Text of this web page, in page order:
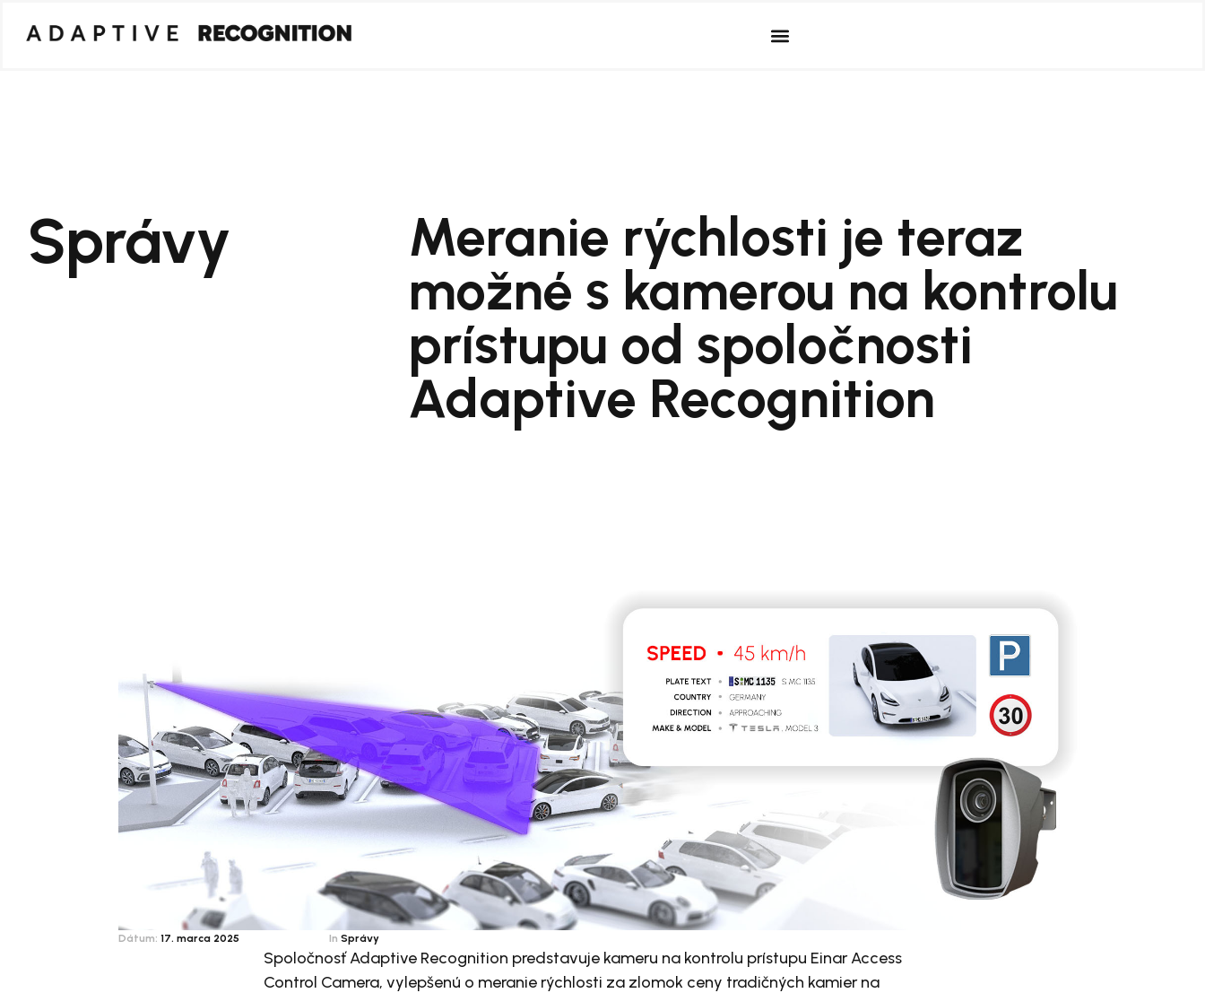
Správy
Meranie rýchlosti je teraz
možné s kamerou na kontrolu
prístupu od spoločnosti
Adaptive Recognition
Dátum: 17. marca 2025 In Správy
Spoločnosť Adaptive Recognition predstavuje kameru na kontrolu prístupu Einar Access
Control Camera, vylepšenú o meranie rýchlosti za zlomok ceny tradičných kamier na